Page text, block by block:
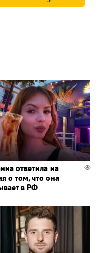
ответила на
о том, что она
в РФ